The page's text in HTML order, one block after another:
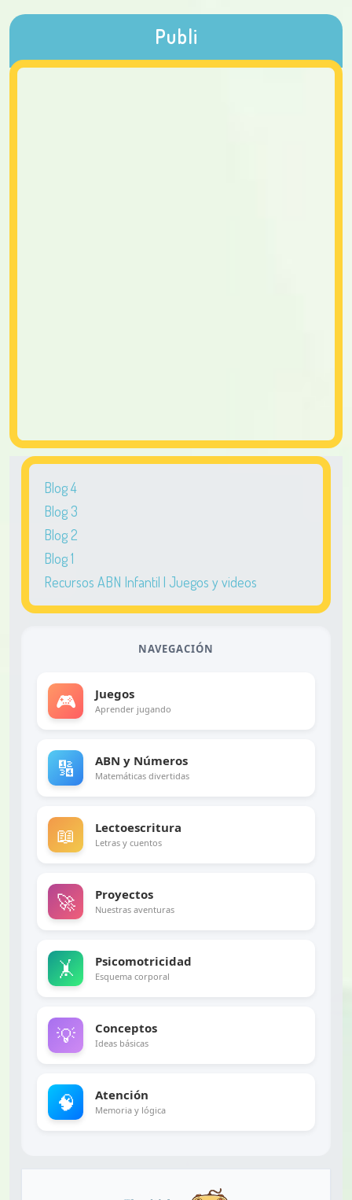
Publi
Blog 4
Blog 3
Blog 2
Blog 1
Recursos ABN Infantil | Juegos y videos
NAVEGACIÓN
🎮 Juegos
Aprender jugando
🔢 ABN y Números
Matemáticas divertidas
📖 Lectoescritura
Letras y cuentos
🚀 Proyectos
Nuestras aventuras
🤸 Psicomotricidad
Esquema corporal
💡 Conceptos
Ideas básicas
🧠 Atención
Memoria y lógica